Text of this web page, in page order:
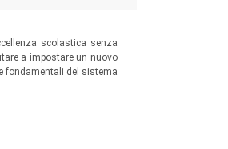
scolastica senza
a impostare un nuovo
fondamentali del sistema